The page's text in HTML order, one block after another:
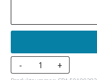
-
Spanesi
filter
+